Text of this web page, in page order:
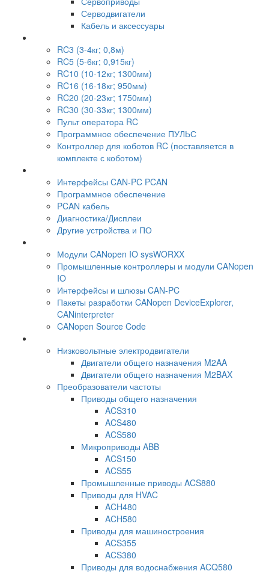
Серводвигатели
Кабель и аксессуары
RC3 (3-4кг; 0,8м)
RC5 (5-6кг; 0,915кг)
RC10 (10-12кг; 1300мм)
RC16 (16-18кг; 950мм)
RC20 (20-23кг; 1750мм)
RC30 (30-33кг; 1300мм)
Пульт оператора RC
Программное обеспечение ПУЛЬС
Контроллер для коботов RC (поставляется в
комплекте с коботом)
Интерфейсы CAN-PC PCAN
Программное обеспечение
PCAN кабель
Диагностика/Дисплеи
Другие устройства и ПО
Модули CANopen IO sysWORXX
Промышленные контроллеры и модули CANopen
IO
Интерфейсы и шлюзы CAN-PC
Пакеты разработки CANopen DeviceExplorer,
CANinterpreter
CANopen Source Code
Низковольтные электродвигатели
Двигатели общего назначения M2AA
Двигатели общего назначения M2BAX
Преобразователи частоты
Приводы общего назначения
ACS310
ACS480
ACS580
Микроприводы ABB
ACS150
ACS55
Промышленные приводы ACS880
Приводы для HVAC
ACH480
ACH580
Приводы для машиностроения
ACS355
ACS380
Приводы для водоснабжения ACQ580